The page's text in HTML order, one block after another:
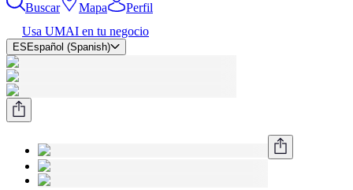
Buscar Mapa
Perfil
Usa UMAI en tu negocio
ES Español (Spanish)